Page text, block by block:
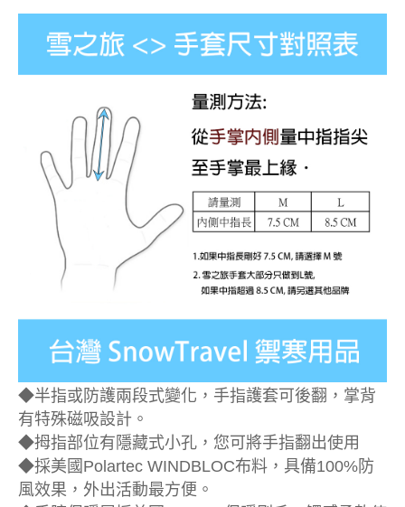
◆半指或防護兩段式變化，手指護套可後翻，掌背
有特殊磁吸設計。
◆拇指部位有隱藏式小孔，您可將手指翻出使用
◆採美國Polartec WINDBLOC布料，具備100%防
風效果，外出活動最方便。